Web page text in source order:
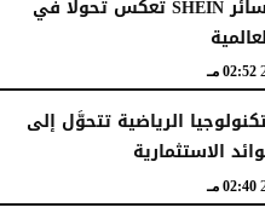
سامر شقير: خسائر SHEIN تعكس تحولًا في
02:52 مـ
الرياضية تتحوَّل إلى
الاستثمارية
02:40 مـ